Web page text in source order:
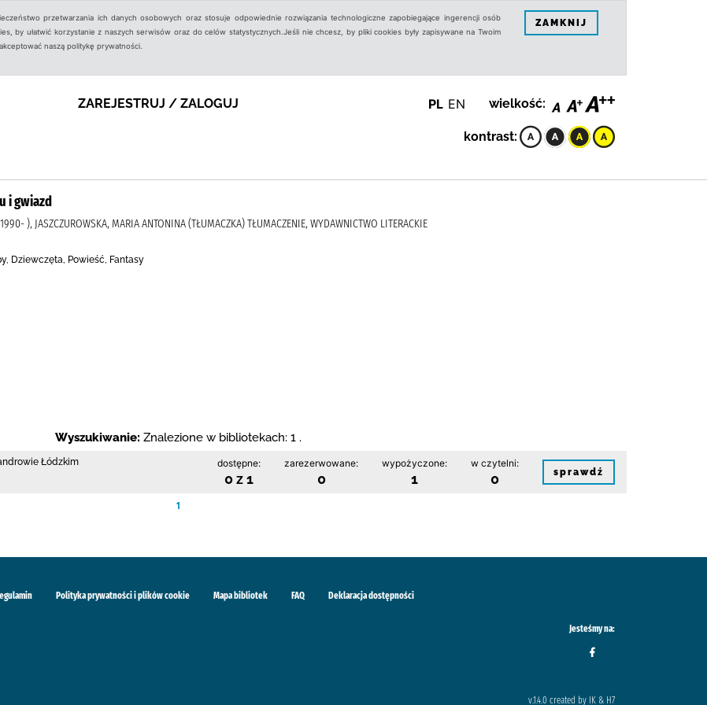
przetwarzania ich danych osobowych oraz stosuje odpowiednie rozwiązania technologiczne zapobiegające ingerencji osób
by ułatwić korzystanie z naszych serwisów oraz do celów statystycznych.Jeśli nie chcesz, by pliki cookies były zapisywane na Twoim
naszą politykę prywatności.
ZAMKNIJ
ZAREJESTRUJ / ZALOGUJ PL EN wielkość:
kontrast:
i gwiazd
), JASZCZUROWSKA, MARIA ANTONINA (TŁUMACZKA) TŁUMACZENIE, WYDAWNICTWO LITERACKIE
Dziewczęta, Powieść, Fantasy
Wyszukiwanie: Znalezione w bibliotekach: 1 .
Łódzkim dostępne:
0 z 1
zarezerwowane:
0
wypożyczone:
1
w czytelni:
0 sprawdź
1
Polityka prywatności i plików cookie Mapa bibliotek FAQ Deklaracja dostępności
Jesteśmy na:
v.1.4.0 created by IK & H7